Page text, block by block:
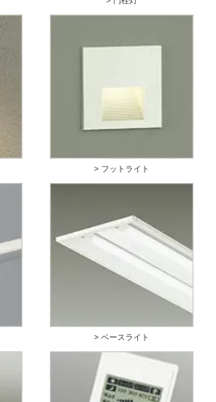
> フットライト
> ベースライト